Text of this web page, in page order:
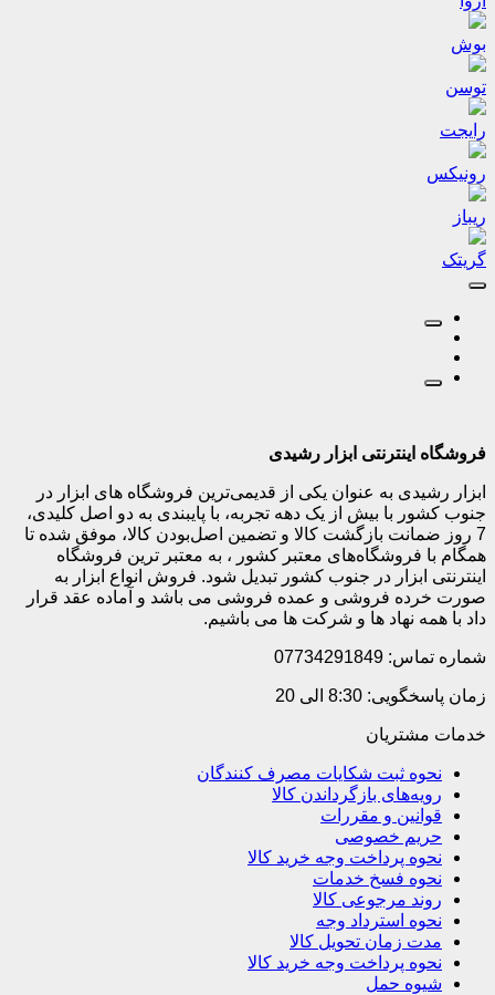
بوش
توسن
رایجت
رونیکس
ریباز
گریتک
فروشگاه اینترنتی ابزار رشیدی
ابزار رشیدی به عنوان یکی از قدیمی‌ترین فروشگاه های ابزار در
جنوب کشور با بیش از یک دهه تجربه، با پایبندی به دو اصل کلیدی،
7 روز ضمانت بازگشت کالا و تضمین اصل‌بودن کالا، موفق شده تا
همگام با فروشگاه‌های معتبر کشور ، به معتبر ترین فروشگاه
اینترنتی ابزار در جنوب کشور تبدیل شود. فروش انواع ابزار به
صورت خرده فروشی و عمده فروشی می باشد و آماده عقد قرار
داد با همه نهاد ها و شرکت ها می باشیم.
شماره تماس: 07734291849
زمان پاسخگویی: 8:30 الی 20
خدمات مشتریان
نحوه ثبت شکایات مصرف کنندگان
رویه‌های بازگرداندن کالا
قوانین و مقررات
حریم خصوصی
نحوه پرداخت وجه خرید کالا
نحوه فسخ خدمات
روند مرجوعی کالا
نحوه استرداد وجه
مدت زمان تحویل کالا
نحوه پرداخت وجه خرید کالا
شیوه حمل